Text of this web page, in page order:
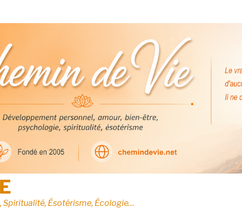
Spiritualité, Ésotérisme, Écologie…